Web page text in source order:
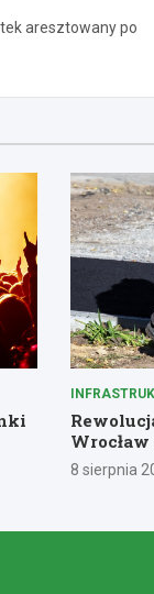
aresztowany po
8 sierpnia